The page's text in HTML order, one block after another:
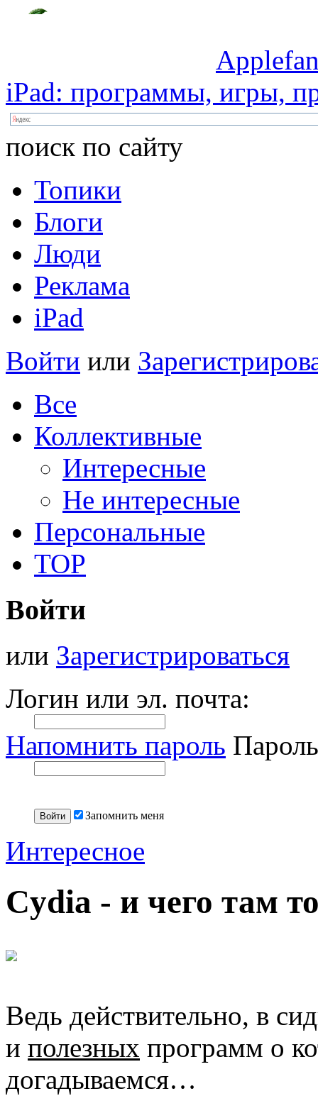
iPad: программы, игры,
поиск по сайту
Топики
Блоги
Люди
Реклама
iPad
Войти или
Все
Коллективные
Интересные
Не интересные
Персональные
TOP
Войти
или Зарегистрироваться
Логин или эл. почта:
Напомнить пароль
Запомнить меня
Интересное
Cydia - и чего там
Ведь действительно, в
и полезных программ о
догадываемся…